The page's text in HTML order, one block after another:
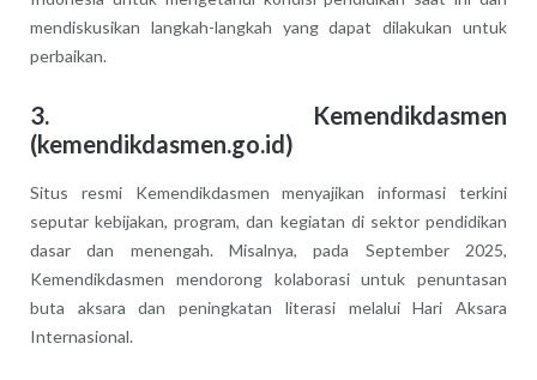
mendiskusikan langkah-langkah yang dapat dilakukan untuk
perbaikan.
3. Kemendikdasmen
(kemendikdasmen.go.id)
Situs resmi Kemendikdasmen menyajikan informasi terkini
seputar kebijakan, program, dan kegiatan di sektor pendidikan
dasar dan menengah. Misalnya, pada September 2025,
Kemendikdasmen mendorong kolaborasi untuk penuntasan
buta aksara dan peningkatan literasi melalui Hari Aksara
Internasional.